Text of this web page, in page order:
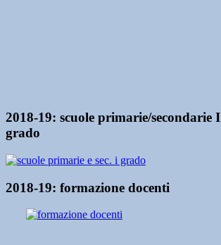
2018-19: scuole primarie/secondarie I
grado
2018-19: formazione docenti